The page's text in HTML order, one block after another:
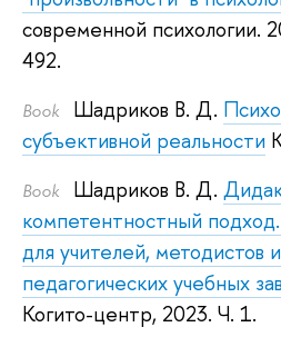
современной психологии.
492.
Book Шадриков В. Д.
субъективной реальности
Book Шадриков В. Д.
компетентностный
для учителей, методистов
педагогических учебных
Когито-центр, 2023. Ч. 1.